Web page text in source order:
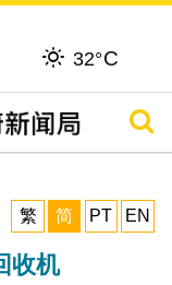
32°C
搜寻
繁
简 PT EN
收机